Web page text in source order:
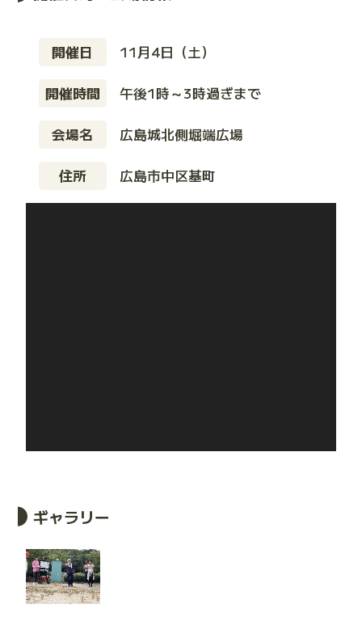
開催日 11月4日（土）
開催時間 午後1時～3時過ぎまで
会場名 広島城北側堀端広場
住所 広島市中区基町
ギャラリー